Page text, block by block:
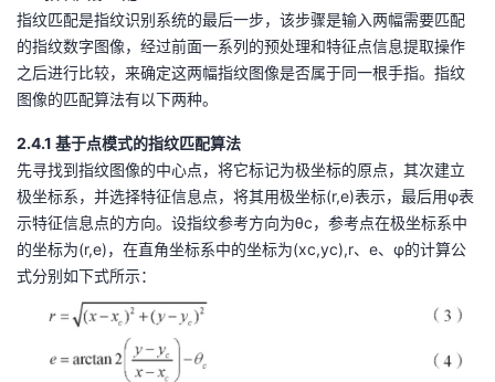
指纹匹配是指纹识别系统的最后一步，该步骤是输入两幅需要匹配
的指纹数字图像，经过前面一系列的预处理和特征点信息提取操作
之后进行比较，来确定这两幅指纹图像是否属于同一根手指。指纹
图像的匹配算法有以下两种。
2.4.1 基于点模式的指纹匹配算法
先寻找到指纹图像的中心点，将它标记为极坐标的原点，其次建立
极坐标系，并选择特征信息点，将其用极坐标(r,e)表示，最后用φ表
示特征信息点的方向。设指纹参考方向为θc，参考点在极坐标系中
的坐标为(r,e)，在直角坐标系中的坐标为(xc,yc),r、e、φ的计算公
式分别如下式所示：